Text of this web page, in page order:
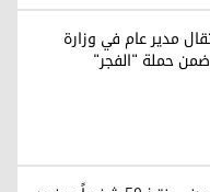
مدير عام في وزارة
ضمن حملة "الفجر"